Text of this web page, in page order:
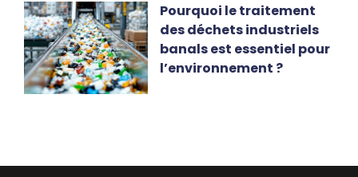
Pourquoi le traitement
des déchets industriels
banals est essentiel pour
l’environnement ?